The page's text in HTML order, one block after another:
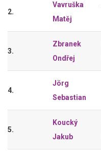
2.
Vavruška
Matěj
3.
Zbranek
Ondřej
4.
Jörg
Sebastian
5.
Koucký
Jakub